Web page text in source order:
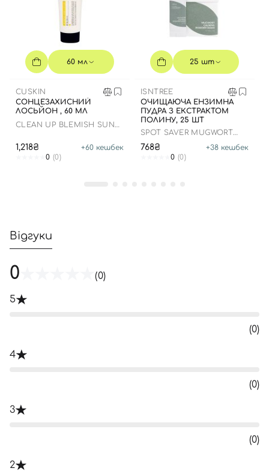
60 мл
CUSKIN
СОНЦЕЗАХИСНИЙ
ЛОСЬЙОН , 60 МЛ
CLEAN UP BLEMISH SUN
1,218₴ +60 кешбек
0 (0)
25 шт
ISNTREE
ОЧИЩАЮЧА ЕНЗИМНА
ПУДРА З ЕКСТРАКТОМ
ПОЛИНУ, 25 ШТ
SPOT SAVER MUGWORT
768₴ +38 кешбек
0 (0)
Відгуки
0 (0)
5
(0)
4
(0)
3
(0)
2